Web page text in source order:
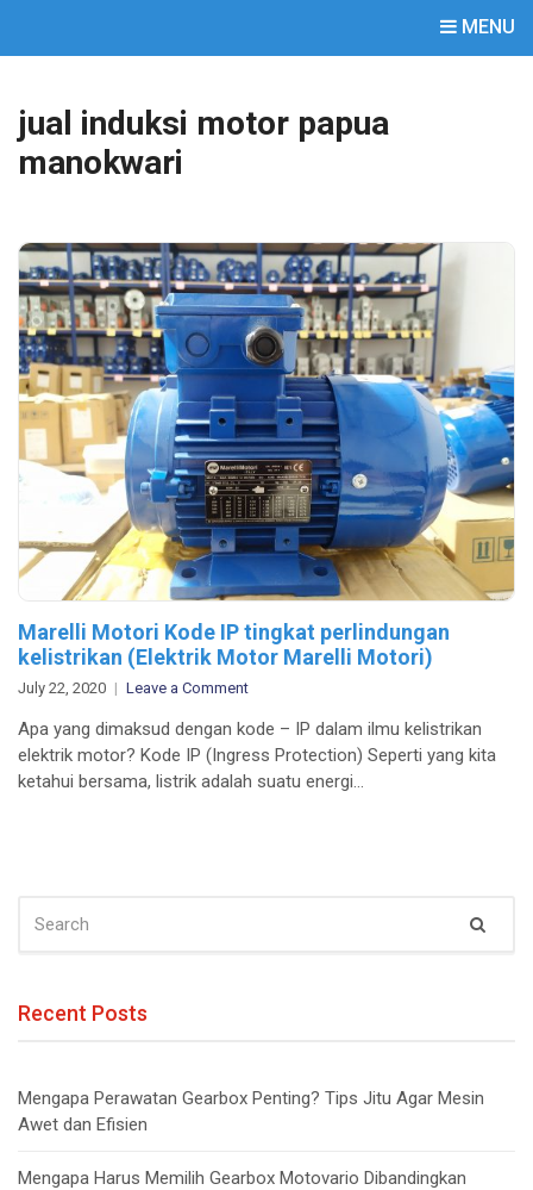
MENU
jual induksi motor papua
manokwari
Marelli Motori Kode IP tingkat perlindungan
kelistrikan (Elektrik Motor Marelli Motori)
July 22, 2020 Leave a Commenton
Motori
Kode
IP
Apa yang dimaksud dengan kode – IP dalam ilmu kelistrikan
elektrik motor? Kode IP (Ingress Protection) Seperti yang kita
ketahui bersama, listrik adalah suatu energi…
FOR:
Recent Posts
Mengapa Perawatan Gearbox Penting? Tips Jitu Agar Mesin
Awet dan Efisien
Mengapa Harus Memilih Gearbox Motovario Dibandingkan